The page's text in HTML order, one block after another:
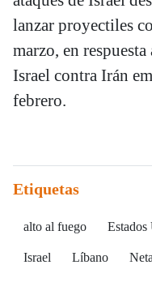
lanzar proyectiles
marzo, en
Israel contra Irán
febrero.
Etiquetas
alto al fuego Estados
Israel Líbano